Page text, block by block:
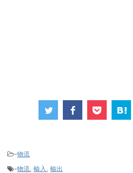
-物流
-物流, 輸入 , 輸出